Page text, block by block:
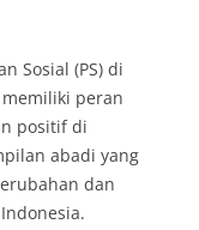
Sosial (PS) di
memiliki peran
positif di
abadi yang
dan